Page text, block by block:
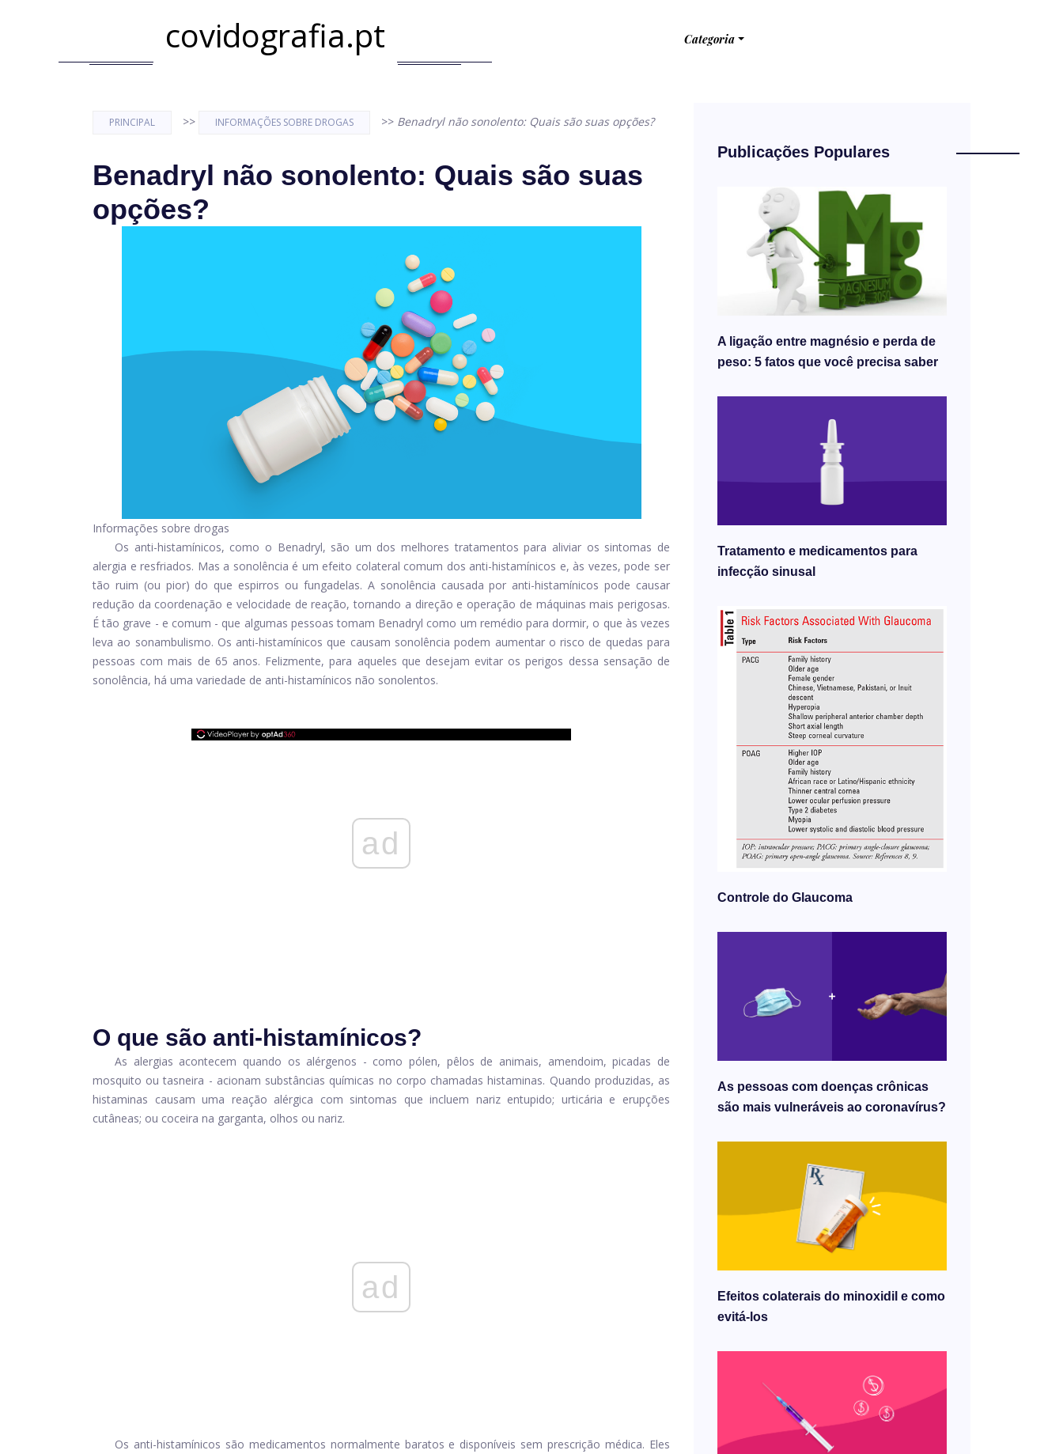
covidografia.pt Categoria
PRINCIPAL >> INFORMAÇÕES SOBRE DROGAS >> Benadryl não sonolento: Quais são suas opções?
Benadryl não sonolento: Quais são suas
opções?
Informações sobre drogas
Os anti-histamínicos, como o Benadryl, são um dos melhores tratamentos para aliviar os sintomas de
alergia e resfriados. Mas a sonolência é um efeito colateral comum dos anti-histamínicos e, às vezes, pode ser
tão ruim (ou pior) do que espirros ou fungadelas. A sonolência causada por anti-histamínicos pode causar
redução da coordenação e velocidade de reação, tornando a direção e operação de máquinas mais perigosas.
É tão grave - e comum - que algumas pessoas tomam Benadryl como um remédio para dormir, o que às vezes
leva ao sonambulismo. Os anti-histamínicos que causam sonolência podem aumentar o risco de quedas para
pessoas com mais de 65 anos. Felizmente, para aqueles que desejam evitar os perigos dessa sensação de
sonolência, há uma variedade de anti-histamínicos não sonolentos.
ad
O que são anti-histamínicos?
As alergias acontecem quando os alérgenos - como pólen, pêlos de animais, amendoim, picadas de
mosquito ou tasneira - acionam substâncias químicas no corpo chamadas histaminas. Quando produzidas, as
histaminas causam uma reação alérgica com sintomas que incluem nariz entupido; urticária e erupções
cutâneas; ou coceira na garganta, olhos ou nariz.
ad
Os anti-histamínicos são medicamentos normalmente baratos e disponíveis sem prescrição médica. Eles
Publicações Populares
A ligação entre magnésio e perda de
peso: 5 fatos que você precisa saber
Tratamento e medicamentos para
infecção sinusal
Controle do Glaucoma
As pessoas com doenças crônicas
são mais vulneráveis ​​ao coronavírus?
Efeitos colaterais do minoxidil e como
evitá-los